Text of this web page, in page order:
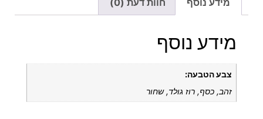
מידע נוסף חוות דעת (0)
מידע נוסף
צבע הטבעה:
זהב, כסף, רוז גולד, שחור